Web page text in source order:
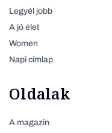
Legyél jobb
A jó élet
Women
Napi címlap
Oldalak
A magazin